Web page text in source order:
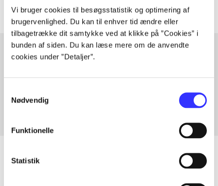
Vi bruger cookies til besøgsstatistik og optimering af
brugervenlighed. Du kan til enhver tid ændre eller
tilbagetrække dit samtykke ved at klikke på ”Cookies” i
bunden af siden. Du kan læse mere om de anvendte
cookies under ”Detaljer”.
Nødvendig
Funktionelle
Statistik